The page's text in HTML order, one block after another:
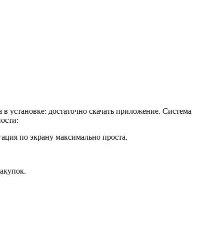
установке: достаточно скачать приложение. Система
по экрану максимально проста.